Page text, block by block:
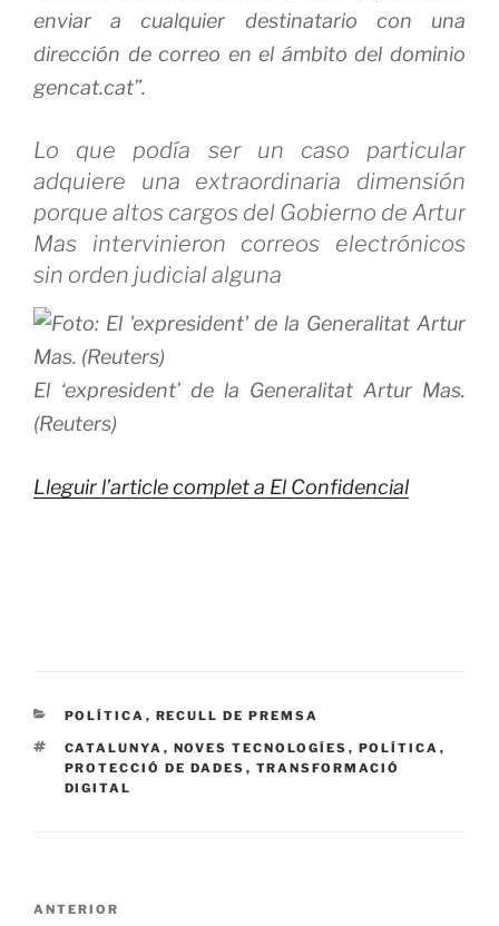
enviar a cualquier destinatario con una
dirección de correo en el ámbito del dominio
gencat.cat”.
Lo que podía ser un caso particular
adquiere una extraordinaria dimensión
porque altos cargos del Gobierno de Artur
Mas intervinieron correos electrónicos
sin orden judicial alguna
El ‘expresident’ de la Generalitat Artur Mas.
(Reuters)
Lleguir l’article complet a El Confidencial
CATEGORÍAS
POLÍTICA , RECULL DE PREMSA
ETIQUETAS
CATALUNYA , NOVES TECNOLOGÍES , POLÍTICA ,
PROTECCIÓ DE DADES , TRANSFORMACIÓ
DIGITAL
Entrada
ANTERIOR